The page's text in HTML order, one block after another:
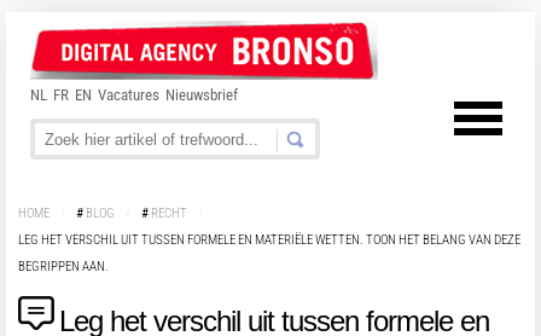
NL FR EN Vacatures Nieuwsbrief
HOME # BLOG # RECHT
LEG HET VERSCHIL UIT TUSSEN FORMELE EN MATERIËLE WETTEN. TOON HET BELANG VAN DEZE
BEGRIPPEN AAN.
Leg het verschil uit tussen formele en